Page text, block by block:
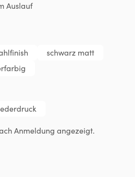
Auslauf
schwarz matt
Anmeldung angezeigt.